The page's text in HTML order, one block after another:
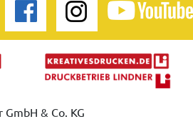
& Co. KG